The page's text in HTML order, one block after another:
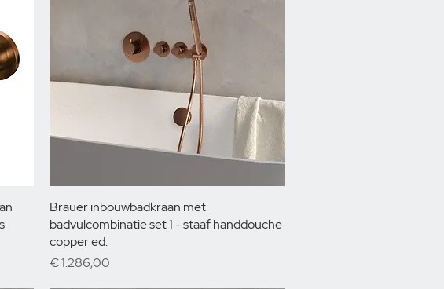
Brauer inbouwbadkraan met
badvulcombinatie set 1 - staaf handdouche
copper ed.
Prijs
€ 1.286,00